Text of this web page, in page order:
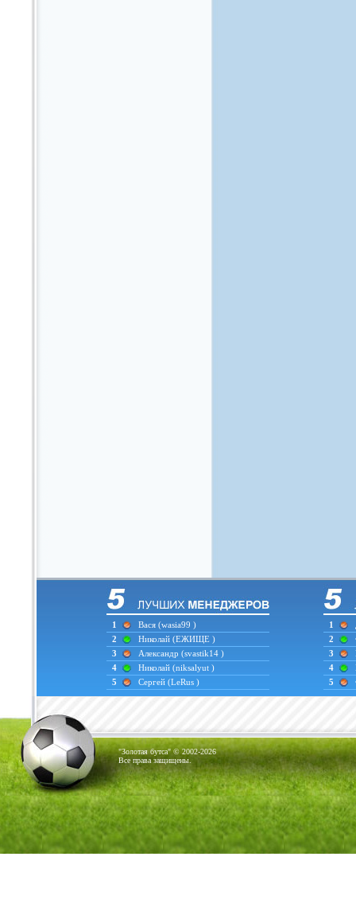
1 Вася (wasia99 )
2
Николай (ЕЖИЩЕ )
3
Александр (svastik14 )
4
Николай (niksalyut )
5
Сергей (LeRus )
1
2
3
4
5
"Золотая бутса" © 2002-2026
Все права защищены.